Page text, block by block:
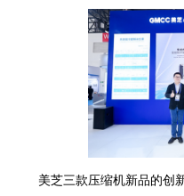
美芝三款压缩机新品的创